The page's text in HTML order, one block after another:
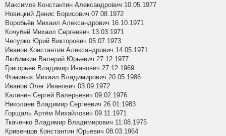
Максимов Константин Александрович 10.05.1977
Новицкий Денис Борисович 07.08.1972
Воробьёв Михаил Александрович 16.10.1971
Кочубей Михаил Сергеевич 13.03.1971
Чепурко Юрий Викторович 05.07.1973
Иванов Константин Александрович 14.05.1971
Любимкин Валерий Юрьевич 27.12.1977
Григорьев Владимир Иванович 27.12.1969
Фоминых Михаил Владимирович 20.05.1986
Иванов Олег Иванович 03.09.1972
Калинин Сергей Валерьевич 09.02.1976
Николаев Владимир Сергеевич 26.01.1983
Горщаль Артём Михайлович 09.11.1971
Ткаченко Владимир Владимирович 11.08.1975
Кривенцов Константин Юрьевич 08.03.1964